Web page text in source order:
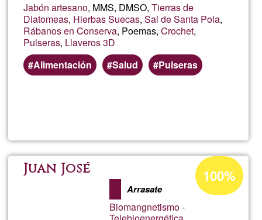
Jabón artesano, MMS, DMSO,Tierras de
Diatomeas, Hierbas Suecas,Sal de Santa Pola,
Rábanos en Conserva, Poemas,Crochet,
Pulseras, Llaveros 3D
Alimentación
Salud Pulseras
Juan José
Arrasate
Biomangnetismo -
Acceptance
percentage
100%